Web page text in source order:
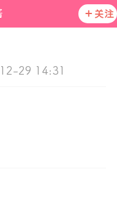
关注
29 14:31